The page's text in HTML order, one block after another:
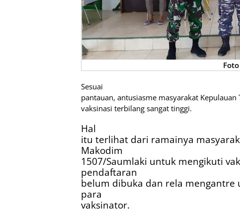
Sesuai
pantauan, antusiasme masyarakat
vaksinasi terbilang sangat tinggi.
Hal
itu terlihat dari ramainya
Makodim
1507/Saumlaki untuk mengikuti
pendaftaran
belum dibuka dan rela
para
vaksinator.